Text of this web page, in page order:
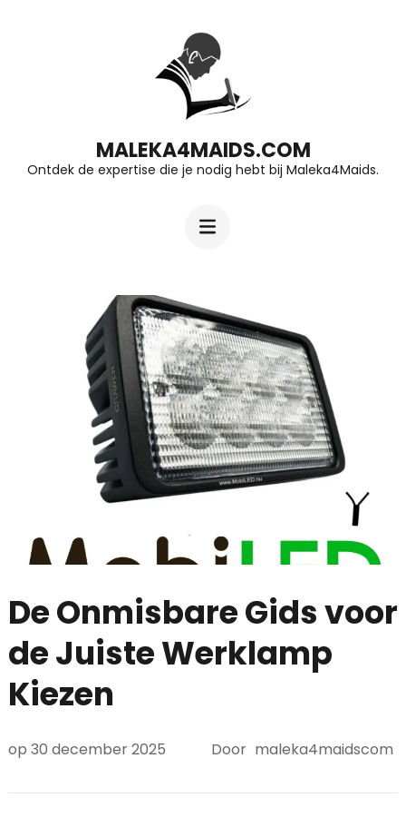
Enter)
MALEKA4MAIDS.COM
Ontdek de expertise die je nodig hebt bij Maleka4Maids.
De Onmisbare Gids voor
de Juiste Werklamp
Kiezen
op 30 december 2025 Door maleka4maidscom